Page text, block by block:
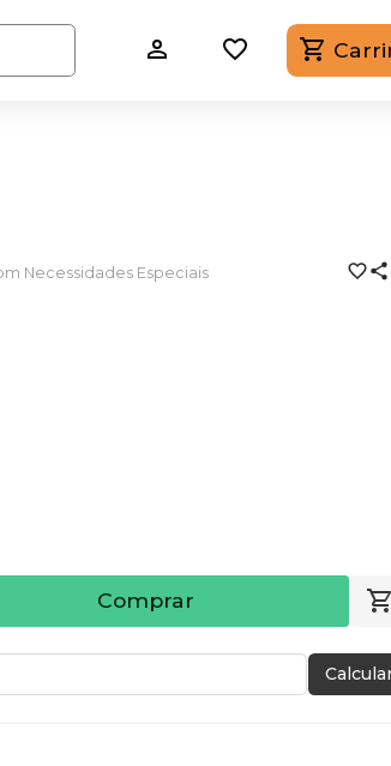
Necessidades Especiais
Comprar